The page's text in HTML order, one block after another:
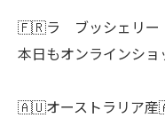
🇫🇷ラ ブッシェリ
本日もオンラインショ
🇦🇺オーストラリア